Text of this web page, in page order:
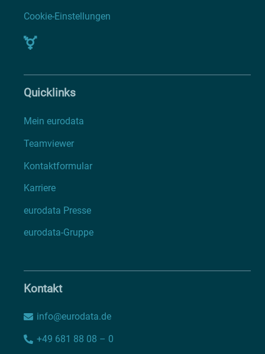
Cookie-Einstellungen
Quicklinks
Mein eurodata
Teamviewer
Kontaktformular
Karriere
eurodata Presse
eurodata-Gruppe
Kontakt
info@eurodata.de
+49 681 88 08 – 0